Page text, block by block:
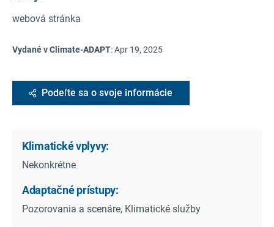
webová stránka
Vydané v Climate-ADAPT:Apr 19, 2025
Podeľte sa o svoje informácie
Klimatické vplyvy:
Nekonkrétne
Adaptačné prístupy:
Pozorovania a scenáre, Klimatické služby